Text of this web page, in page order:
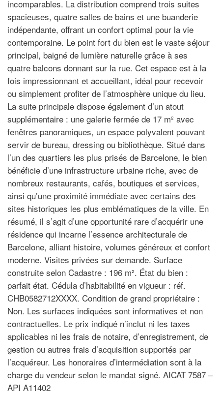
incomparables. La distribution comprend trois suites
spacieuses, quatre salles de bains et une buanderie
indépendante, offrant un confort optimal pour la vie
contemporaine. Le point fort du bien est le vaste séjour
principal, baigné de lumière naturelle grâce à ses
quatre balcons donnant sur la rue. Cet espace est à la
fois impressionnant et accueillant, idéal pour recevoir
ou simplement profiter de l’atmosphère unique du lieu.
La suite principale dispose également d’un atout
supplémentaire : une galerie fermée de 17 m² avec
fenêtres panoramiques, un espace polyvalent pouvant
servir de bureau, dressing ou bibliothèque. Situé dans
l’un des quartiers les plus prisés de Barcelone, le bien
bénéficie d’une infrastructure urbaine riche, avec de
nombreux restaurants, cafés, boutiques et services,
ainsi qu’une proximité immédiate avec certains des
sites historiques les plus emblématiques de la ville. En
résumé, il s’agit d’une opportunité rare d’acquérir une
résidence qui incarne l’essence architecturale de
Barcelone, alliant histoire, volumes généreux et confort
moderne. Visites privées sur demande. Surface
construite selon Cadastre : 196 m². État du bien :
parfait état. Cédula d’habitabilité en vigueur : réf.
CHB0582712XXXX. Condition de grand propriétaire :
Non. Les surfaces indiquées sont informatives et non
contractuelles. Le prix indiqué n’inclut ni les taxes
applicables ni les frais de notaire, d’enregistrement, de
gestion ou autres frais d’acquisition supportés par
l’acquéreur. Les honoraires d’intermédiation sont à la
charge du vendeur selon le mandat signé. AICAT 7587 –
API A11402